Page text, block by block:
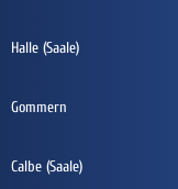
Halle (Saale)
Gommern
Calbe (Saale)